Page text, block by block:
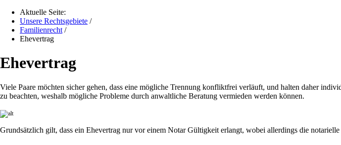
Aktuelle Seite:
Unsere Rechtsgebiete /
Familienrecht /
Ehevertrag
Ehevertrag
Viele Paare möchten sicher gehen, dass eine mögliche Trennung konfliktfrei verläuft, und halten daher
zu beachten, weshalb mögliche Probleme durch anwaltliche Beratung vermieden werden können.
Grundsätzlich gilt, dass ein Ehevertrag nur vor einem Notar Gültigkeit erlangt, wobei allerdings die